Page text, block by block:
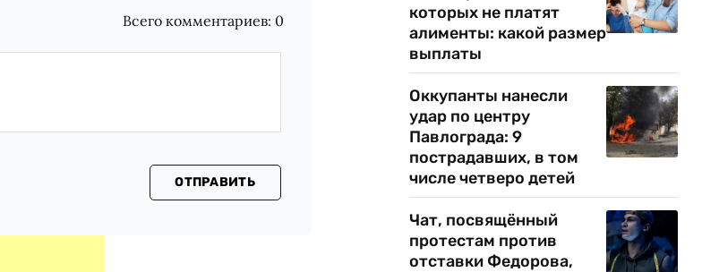
Всего комментариев: 0
ОТПРАВИТЬ
которых не платят
алименты: какой размер
выплаты
Оккупанты нанесли
удар по центру
Павлограда: 9
пострадавших, в том
числе четверо детей
Чат, посвящённый
протестам против
отставки Федорова,